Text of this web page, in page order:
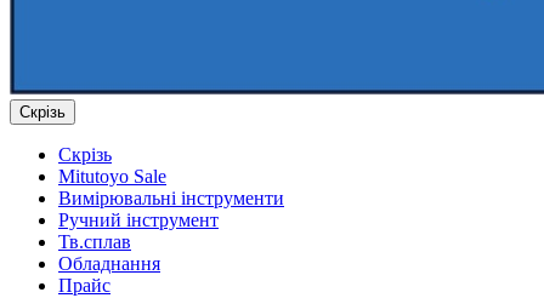
Скрізь
Скрізь
Mitutoyo Sale
Вимірювальні інструменти
Ручний інструмент
Тв.сплав
Обладнання
Прайс